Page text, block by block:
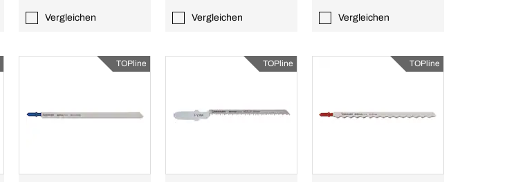
Vergleichen Vergleichen Vergleichen
TOPline TOPline TOPline